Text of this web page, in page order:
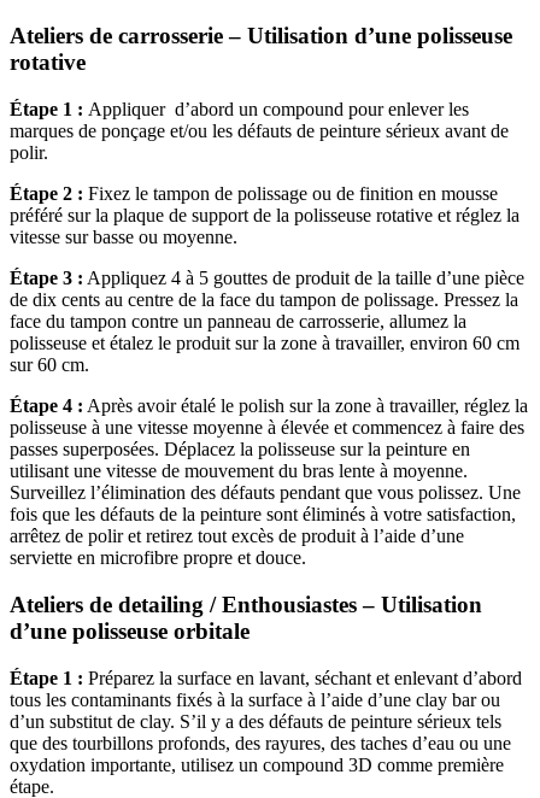
Ateliers de carrosserie – Utilisation d’une polisseuse
rotative
Étape 1 : Appliquer d’abord un compound pour enlever les
marques de ponçage et/ou les défauts de peinture sérieux avant de
polir.
Étape 2 : Fixez le tampon de polissage ou de finition en mousse
préféré sur la plaque de support de la polisseuse rotative et réglez la
vitesse sur basse ou moyenne.
Étape 3 : Appliquez 4 à 5 gouttes de produit de la taille d’une pièce
de dix cents au centre de la face du tampon de polissage. Pressez la
face du tampon contre un panneau de carrosserie, allumez la
polisseuse et étalez le produit sur la zone à travailler, environ 60 cm
sur 60 cm.
Étape 4 : Après avoir étalé le polish sur la zone à travailler, réglez la
polisseuse à une vitesse moyenne à élevée et commencez à faire des
passes superposées. Déplacez la polisseuse sur la peinture en
utilisant une vitesse de mouvement du bras lente à moyenne.
Surveillez l’élimination des défauts pendant que vous polissez. Une
fois que les défauts de la peinture sont éliminés à votre satisfaction,
arrêtez de polir et retirez tout excès de produit à l’aide d’une
serviette en microfibre propre et douce.
Ateliers de detailing / Enthousiastes – Utilisation
d’une polisseuse orbitale
Étape 1 : Préparez la surface en lavant, séchant et enlevant d’abord
tous les contaminants fixés à la surface à l’aide d’une clay bar ou
d’un substitut de clay. S’il y a des défauts de peinture sérieux tels
que des tourbillons profonds, des rayures, des taches d’eau ou une
oxydation importante, utilisez un compound 3D comme première
étape.